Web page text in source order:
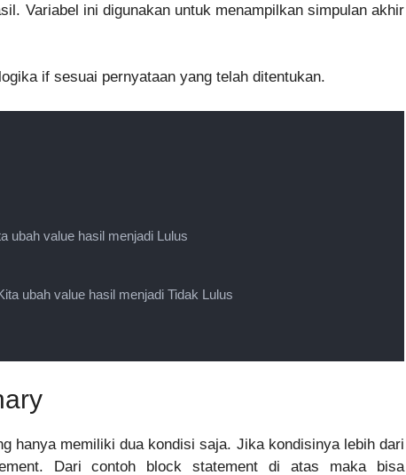
Variabel ini digunakan untuk menampilkan simpulan akhir
if sesuai pernyataan yang telah ditentukan.
ubah value hasil menjadi Lulus
ubah value hasil menjadi Tidak Lulus
hanya memiliki dua kondisi saja. Jika kondisinya lebih dari
Dari contoh block statement di atas maka bisa